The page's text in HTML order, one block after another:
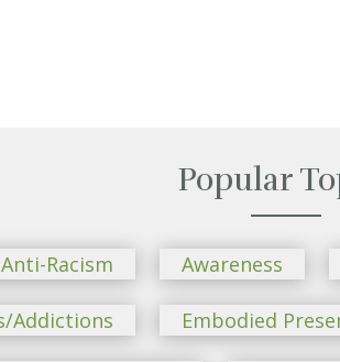
Popular
Anti-Racism Awareness
Addictions Embodied